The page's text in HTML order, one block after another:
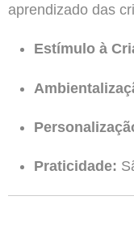
aprendizado das
Estímulo à
Praticidade: